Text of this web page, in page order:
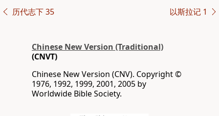
历代志下 35 以斯拉记 1
Chinese New Version (Traditional)
(CNVT)
Chinese New Version (CNV). Copyright ©
1976, 1992, 1999, 2001, 2005 by
Worldwide Bible Society.